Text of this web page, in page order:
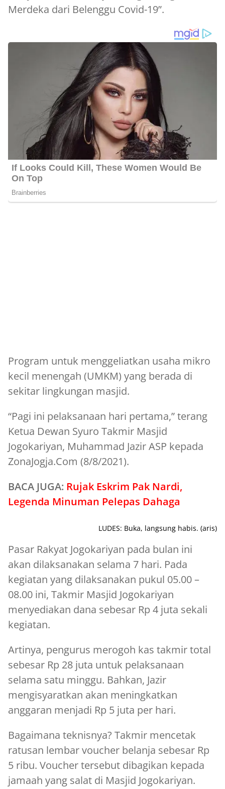
Merdeka dari Belenggu Covid-19”.
Program untuk menggeliatkan usaha mikro
kecil menengah (UMKM) yang berada di
sekitar lingkungan masjid.
“Pagi ini pelaksanaan hari pertama,” terang
Ketua Dewan Syuro Takmir Masjid
Jogokariyan, Muhammad Jazir ASP kepada
ZonaJogja.Com (8/8/2021).
BACA JUGA: Rujak Eskrim Pak Nardi,
Legenda Minuman Pelepas Dahaga
LUDES: Buka, langsung habis. (aris)
Pasar Rakyat Jogokariyan pada bulan ini
akan dilaksanakan selama 7 hari. Pada
kegiatan yang dilaksanakan pukul 05.00 –
08.00 ini, Takmir Masjid Jogokariyan
menyediakan dana sebesar Rp 4 juta sekali
kegiatan.
Artinya, pengurus merogoh kas takmir total
sebesar Rp 28 juta untuk pelaksanaan
selama satu minggu. Bahkan, Jazir
mengisyaratkan akan meningkatkan
anggaran menjadi Rp 5 juta per hari.
Bagaimana teknisnya? Takmir mencetak
ratusan lembar voucher belanja sebesar Rp
5 ribu. Voucher tersebut dibagikan kepada
jamaah yang salat di Masjid Jogokariyan.